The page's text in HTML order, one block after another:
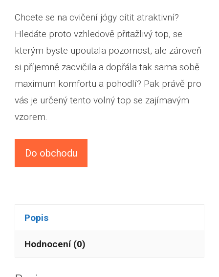
Chcete se na cvičení jógy cítit atraktivní?
Hledáte proto vzhledově přitažlivý top, se
kterým byste upoutala pozornost, ale zároveň
si příjemně zacvičila a dopřála tak sama sobě
maximum komfortu a pohodlí? Pak právě pro
vás je určený tento volný top se zajímavým
vzorem.
Do obchodu
Popis
Hodnocení (0)